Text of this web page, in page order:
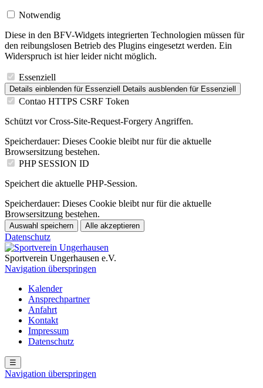
Notwendig
Diese in den BFV-Widgets integrierten Technologien müssen für
den reibungslosen Betrieb des Plugins eingesetzt werden. Ein
Widerspruch ist hier leider nicht möglich.
Essenziell
Details einblenden für Essenziell Details ausblenden für Essenziell
Contao HTTPS CSRF Token
Schützt vor Cross-Site-Request-Forgery Angriffen.
Speicherdauer: Dieses Cookie bleibt nur für die aktuelle
Browsersitzung bestehen.
PHP SESSION ID
Speichert die aktuelle PHP-Session.
Speicherdauer: Dieses Cookie bleibt nur für die aktuelle
Browsersitzung bestehen.
Auswahl speichern Alle akzeptieren
Datenschutz
Sportverein Ungerhausen e.V.
Navigation überspringen
Kalender
Ansprechpartner
Anfahrt
Kontakt
Impressum
Datenschutz
☰
Navigation überspringen